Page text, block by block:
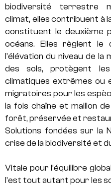
biodiversité terrestre
climat, elles contribuent à
constituent le deuxième
océans. Elles règlent le
l’élévation du niveau de
des sols, protègent
climatiques extrêmes ou
migratoires pour les
la fois chaîne et maillon
forêt, préservée et
Solutions fondées sur la
crise de la biodiversité et
Vitale pour l’équilibre
l’est tout autant pour les